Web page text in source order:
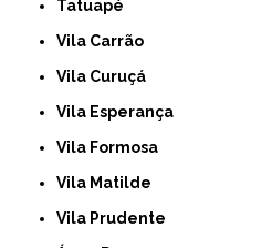
Tatuapé
Vila Carrão
Vila Curuçá
Vila Esperança
Vila Formosa
Vila Matilde
Vila Prudente